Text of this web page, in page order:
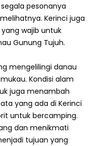
pesonanya
Kerinci juga
wajib untuk
Gunung Tujuh.
mengelilingi danau
Kondisi alam
juga menambah
yang ada di Kerinci
untuk bercamping.
dan menikmati
tujuan yang